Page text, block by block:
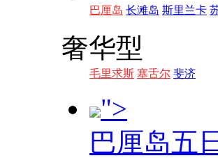
巴厘岛 长滩岛 斯里兰卡
奢华型
毛里求斯 塞舌尔 斐济
">
巴厘岛五